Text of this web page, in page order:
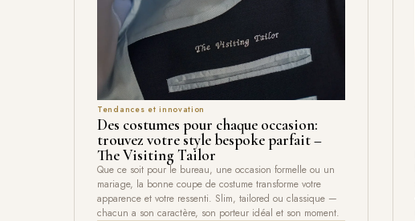
Tendances et innovation
Des costumes pour chaque occasion:
trouvez votre style bespoke parfait –
The Visiting Tailor
Que ce soit pour le bureau, une occasion formelle ou un
mariage, la bonne coupe de costume transforme votre
apparence et votre ressenti. Slim, tailored ou classique —
chacun a son caractère, son porteur idéal et son moment.